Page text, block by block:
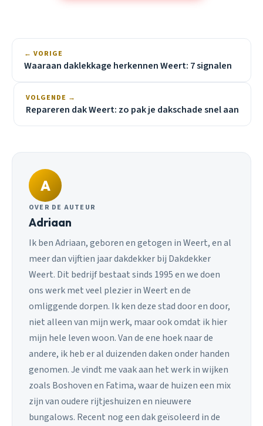
← VORIGE
Waaraan daklekkage herkennen Weert: 7 signalen
VOLGENDE →
Repareren dak Weert: zo pak je dakschade snel aan
A
OVER DE AUTEUR
Adriaan
Ik ben Adriaan, geboren en getogen in Weert, en al
meer dan vijftien jaar dakdekker bij Dakdekker
Weert. Dit bedrijf bestaat sinds 1995 en we doen
ons werk met veel plezier in Weert en de
omliggende dorpen. Ik ken deze stad door en door,
niet alleen van mijn werk, maar ook omdat ik hier
mijn hele leven woon. Van de ene hoek naar de
andere, ik heb er al duizenden daken onder handen
genomen. Je vindt me vaak aan het werk in wijken
zoals Boshoven en Fatima, waar de huizen een mix
zijn van oudere rijtjeshuizen en nieuwere
bungalows. Recent nog een dak geïsoleerd in de